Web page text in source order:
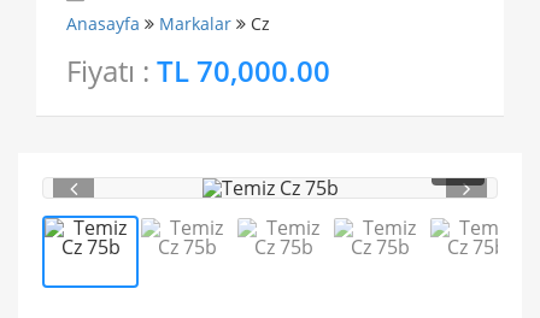
Anasayfa Markalar Cz
Fiyatı : TL 70,000.00
1/ 5